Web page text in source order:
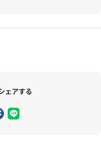
ェアする